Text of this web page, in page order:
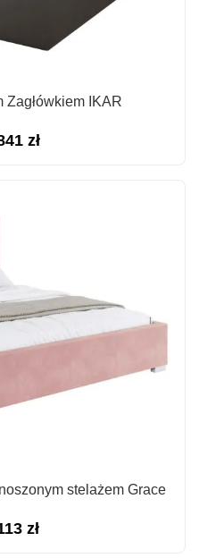
IKAR
zł
stelażem Grace
zł